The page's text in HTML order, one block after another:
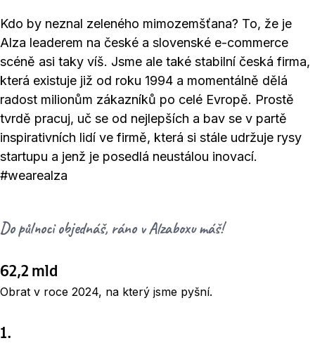
Kdo by neznal zeleného mimozemšťana? To, že je
Alza leaderem na české a slovenské e-commerce
scéně asi taky víš. Jsme ale také stabilní česká firma,
která existuje již od roku 1994 a momentálně dělá
radost milionům zákazníků po celé Evropě. Prostě
tvrdě pracuj, uč se od nejlepších a bav se v partě
inspirativních lidí ve firmě, která si stále udržuje rysy
startupu a jenž je posedlá neustálou inovací.
#wearealza
Do půlnoci objednáš, ráno v Alzaboxu máš!
62,2 mld
Obrat v roce 2024, na který jsme pyšní.
1.